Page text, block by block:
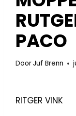
PACO
DoorJuf Brenn
RITGER VINK